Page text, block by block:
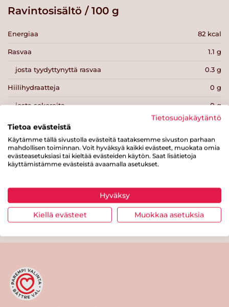
Ravintosisältö / 100 g
Energiaa 82 kcal
Rasvaa 1.1 g
josta tyydyttynyttä rasvaa 0.3 g
Hiilihydraatteja 0 g
josta sokereita 0 g
Kuitua 0 g
Proteiinia 18 g
Suolaa
Tulosta sivu Jaa tuote
Tietosuojakäytäntö
Tietoa evästeistä
Käytämme tällä sivustolla evästeitä taataksemme sivuston parhaan
mahdollisen toiminnan. Voit hyväksyä kaikki evästeet, muokata omia
evästeasetuksiasi tai kieltää evästeiden käytön. Saat lisätietoja
käyttämistämme evästeistä avaamalla asetukset.
Hyväksy
Kiellä evästeet Muokkaa asetuksia